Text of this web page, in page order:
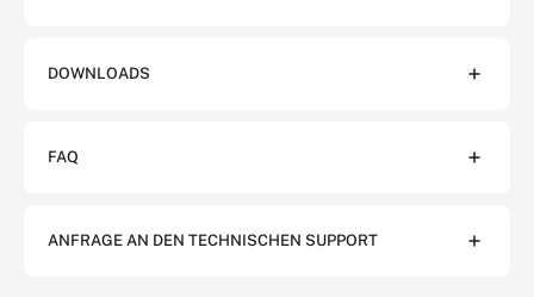
DOWNLOADS
FAQ
ANFRAGE AN DEN TECHNISCHEN SUPPORT